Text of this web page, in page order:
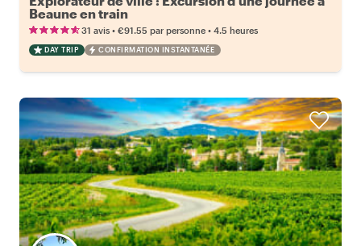
Beaune en train
31 avis • €91.55 par personne • 4.5 heures
DAY TRIP CONFIRMATION INSTANTANÉE